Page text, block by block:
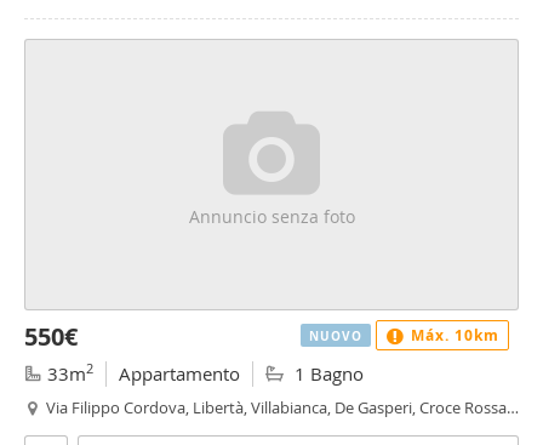
Annuncio senza foto
550€
33m2 Appartamento 1 Bagno
Via Filippo Cordova, Libertà, Villabianca, De Gasperi, Croce Rossa,
NUOVO Máx. 10km